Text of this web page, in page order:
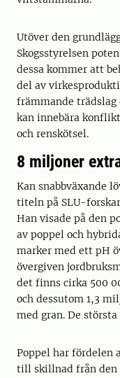
Utöver den
Skogsstyrelsen
dessa kommer att
del av
främmande trädslag
kan innebära
och renskötsel.
8 miljoner
Kan snabbväxande
titeln på SLU-
Han visade på den
av poppel och
marker med ett pH
övergiven
det finns cirka 500
och dessutom 1,3
med gran. De
Poppel har fördelen
till skillnad från den